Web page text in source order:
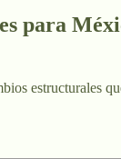
para
estructurales